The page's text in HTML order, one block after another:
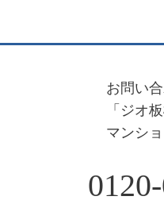
お問い
「ジオ
マンシ